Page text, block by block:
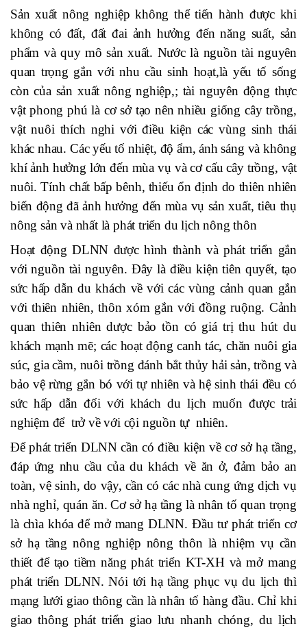
Sản xuất nông nghiệp không thể tiến hành được khi
không có đất, đất đai ảnh hưởng đến năng suất, sản
phẩm và quy mô sản xuất. Nước là nguồn tài nguyên
quan trọng gắn với nhu cầu sinh hoạt,là yếu tố sống
còn của sản xuất nông nghiệp,; tài nguyên động thực
vật phong phú là cơ sở tạo nên nhiều giống cây trồng,
vật nuôi thích nghi với điều kiện các vùng sinh thái
khác nhau. Các yếu tố nhiệt, độ ẩm, ánh sáng và không
khí ảnh hưởng lớn đến mùa vụ và cơ cấu cây trồng, vật
nuôi. Tính chất bấp bênh, thiếu ổn định do thiên nhiên
biến động đã ảnh hưởng đến mùa vụ sản xuất, tiêu thụ
nông sản và nhất là phát triển du lịch nông thôn
Hoạt động DLNN được hình thành và phát triển gắn
với nguồn tài nguyên. Đây là điều kiện tiên quyết, tạo
sức hấp dẫn du khách về với các vùng cảnh quan gắn
với thiên nhiên, thôn xóm gắn với đồng ruộng. Cảnh
quan thiên nhiên dược bảo tồn có giá trị thu hút du
khách mạnh mẽ; các hoạt động canh tác, chăn nuôi gia
súc, gia cầm, nuôi trồng đánh bắt thủy hải sản, trồng và
bảo vệ rừng gắn bó với tự nhiên và hệ sinh thái đều có
sức hấp dẫn đối với khách du lịch muốn được trải
nghiệm để trở về với cội nguồn tự nhiên.
Để phát triển DLNN cần có điều kiện về cơ sở hạ tầng,
đáp ứng nhu cầu của du khách về ăn ở, đảm bảo an
toàn, vệ sinh, do vậy, cần có các nhà cung ứng dịch vụ
nhà nghỉ, quán ăn. Cơ sở hạ tầng là nhân tố quan trọng
là chìa khóa để mở mang DLNN. Đầu tư phát triển cơ
sở hạ tầng nông nghiệp nông thôn là nhiệm vụ cần
thiết để tạo tiềm năng phát triển KT-XH và mở mang
phát triển DLNN. Nói tới hạ tầng phục vụ du lịch thì
mạng lưới giao thông cần là nhân tố hàng đầu. Chỉ khi
giao thông phát triển giao lưu nhanh chóng, du lịch